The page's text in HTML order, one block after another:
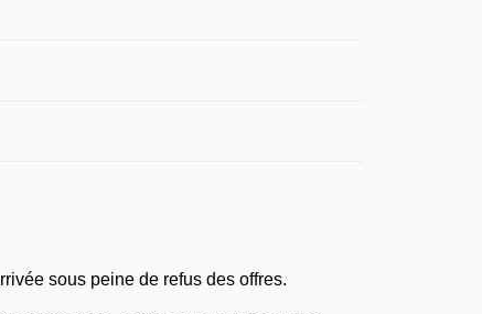
sous peine de refus des offres.